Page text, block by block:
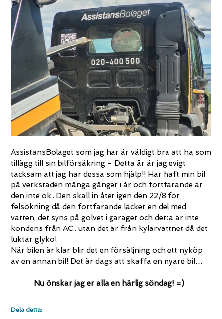
AssistansBolaget som jag har är väldigt bra att ha som
tillägg till sin bilförsäkring – Detta år är jag evigt
tacksam att jag har dessa som hjälp!! Har haft min bil
på verkstaden många gånger i år och fortfarande är
den inte ok.. Den skall in åter igen den 22/8 för
felsökning då den fortfarande läcker en del med
vatten, det syns på golvet i garaget och detta är inte
kondens från AC.. utan det är från kylarvattnet då det
luktar glykol.
När bilen är klar blir det en försäljning och ett nyköp
av en annan bil! Det är dags att skaffa en nyare bil…
Nu önskar jag er alla en härlig söndag! =)
Dela detta: